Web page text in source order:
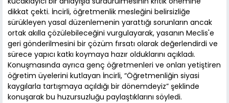
dikkat çekti. İncirli, öğretmenlik mesleğini belirsizliğe
sürükleyen yasal düzenlemenin yarattığı sorunların ancak
ortak akılla çözülebileceğini vurgulayarak, yasanın Meclis'e
geri gönderilmesini bir çözüm fırsatı olarak değerlendirdi ve
sürece yapıcı katkı koymaya hazır olduklarını açıkladı.
Konuşmasında ayrıca genç öğretmenleri ve onları yetiştiren
öğretim üyelerini kutlayan İncirli, “Öğretmenliğin siyasi
kaygılarla tartışmaya açıldığı bir dönemdeyiz” şeklinde
konuşarak bu huzursuzluğu paylaştıklarını söyledi.